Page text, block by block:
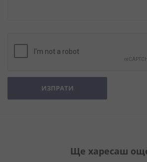
ИЗПРАТИ
Ще харесаш